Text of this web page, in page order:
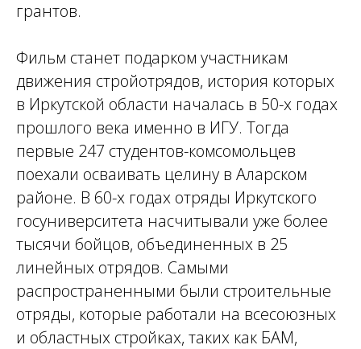
грантов.
Фильм станет подарком участникам
движения стройотрядов, история которых
в Иркутской области началась в 50-х годах
прошлого века именно в ИГУ. Тогда
первые 247 студентов-комсомольцев
поехали осваивать целину в Аларском
районе. В 60-х годах отряды Иркутского
госуниверситета насчитывали уже более
тысячи бойцов, объединенных в 25
линейных отрядов. Самыми
распространенными были строительные
отряды, которые работали на всесоюзных
и областных стройках, таких как БАМ,